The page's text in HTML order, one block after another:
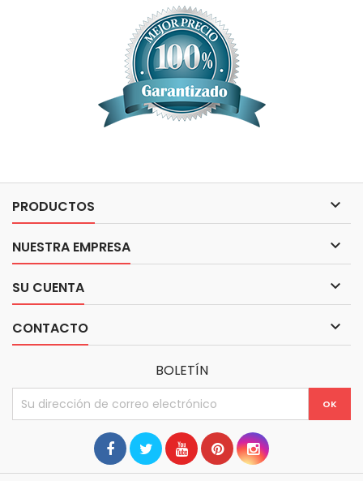
PRODUCTOS 
NUESTRA EMPRESA 
SU CUENTA 
CONTACTO 
BOLETÍN